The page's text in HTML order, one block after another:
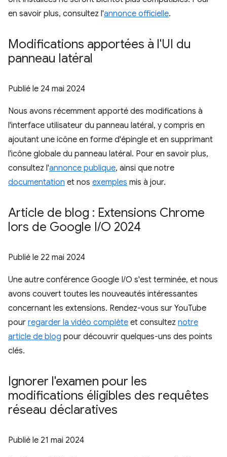
en savoir plus, consultez l'annonce officielle.
Modifications apportées à l'UI du
panneau latéral
Publié le 24 mai 2024
Nous avons récemment apporté des modifications à
l'interface utilisateur du panneau latéral, y compris en
ajoutant une icône en forme d'épingle et en supprimant
l'icône globale du panneau latéral. Pour en savoir plus,
consultez l'annonce publique, ainsi que notre
documentation et nos exemples mis à jour.
Article de blog : Extensions Chrome
lors de Google I/O 2024
Publié le 22 mai 2024
Une autre conférence Google I/O s'est terminée, et nous
avons couvert toutes les nouveautés intéressantes
concernant les extensions. Rendez-vous sur YouTube
pour regarder la vidéo complète et consultez notre
article de blog pour découvrir quelques-uns des points
clés.
Ignorer l'examen pour les
modifications éligibles des requêtes
réseau déclaratives
Publié le 21 mai 2024